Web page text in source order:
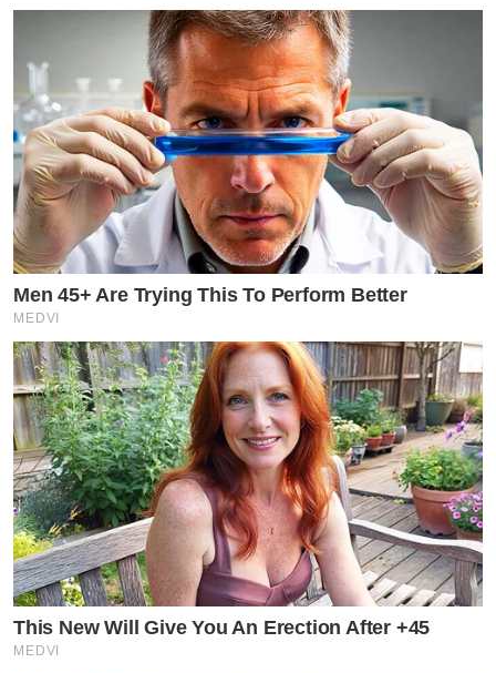
Men 45+ Are Trying This To Perform Better
MEDVI
This New Will Give You An Erection After +45
MEDVI